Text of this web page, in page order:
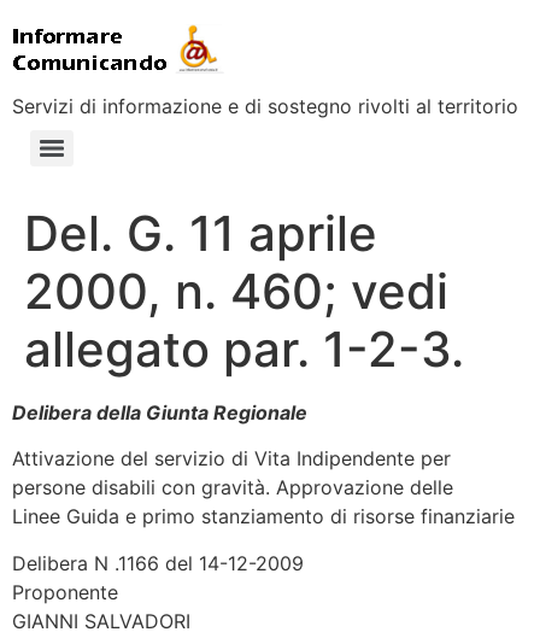
Servizi di informazione e di sostegno rivolti al territorio
Del. G. 11 aprile
2000, n. 460; vedi
allegato par. 1-2-3.
Delibera della Giunta Regionale
Attivazione del servizio di Vita Indipendente per
persone disabili con gravità. Approvazione delle
Linee Guida e primo stanziamento di risorse finanziarie
Delibera N .1166 del 14-12-2009
Proponente
GIANNI SALVADORI